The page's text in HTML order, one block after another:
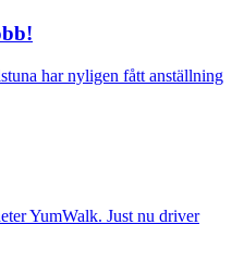
har nyligen fått anställning
YumWalk. Just nu driver